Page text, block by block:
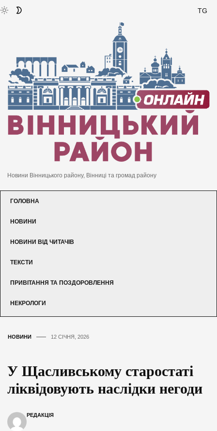
TG
Новини Вінницького району, Вінниці та громад району
ГОЛОВНА
НОВИНИ
НОВИНИ ВІД ЧИТАЧІВ
ТЕКСТИ
ПРИВІТАННЯ ТА ПОЗДОРОВЛЕННЯ
НЕКРОЛОГИ
НОВИНИ 12 СІЧНЯ, 2026
У Щасливському старостаті
ліквідовують наслідки негоди
РЕДАКЦІЯ